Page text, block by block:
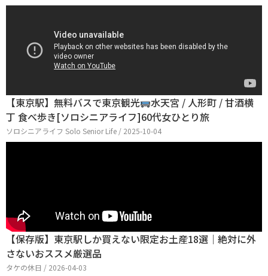
【東京駅】無料バスで東京観光
水天宮 / 人形町 / 甘酒横
丁 食べ歩き[ソロシニアライフ]60代女ひとり旅
ソロシニアライフ Solo Senior Life / 2025-10-04
【保存版】東京駅しか買えない限定お土産18選｜絶対に外
さないおススメ厳選品
タケの休日 / 2026-04-03